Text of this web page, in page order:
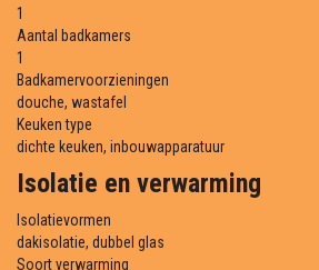
1
Aantal badkamers
1
Badkamervoorzieningen
douche, wastafel
Keuken type
dichte keuken, inbouwapparatuur
Isolatie en verwarming
Isolatievormen
dakisolatie, dubbel glas
Soort verwarming